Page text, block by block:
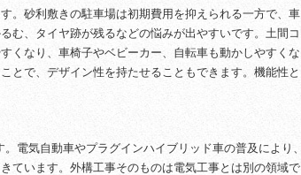
。砂利敷きの駐車場は初期費用を抑えられる一方で、車
む、タイヤ跡が残るなどの悩みが出やすいです。土間コ
くなり、車椅子やベビーカー、自転車も動かしやすくな
とで、デザイン性を持たせることもできます。機能性と
電気自動車やプラグインハイブリッド車の普及により、
ています。外構工事そのものは電気工事とは別の領域で